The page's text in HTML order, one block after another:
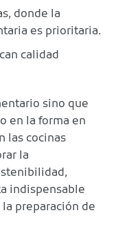
donde la
es prioritaria.
calidad
sino que
en la forma en
las cocinas
la
indispensable
preparación de